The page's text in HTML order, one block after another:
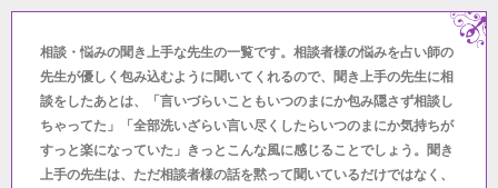
相談・悩みの聞き上手な先生の一覧です。相談者様の悩みを占い師の
先生が優しく包み込むように聞いてくれるので、聞き上手の先生に相
談をしたあとは、「言いづらいこともいつのまにか包み隠さず相談し
ちゃってた」「全部洗いざらい言い尽くしたらいつのまにか気持ちが
すっと楽になっていた」きっとこんな風に感じることでしょう。聞き
上手の先生は、ただ相談者様の話を黙って聞いているだけではなく、